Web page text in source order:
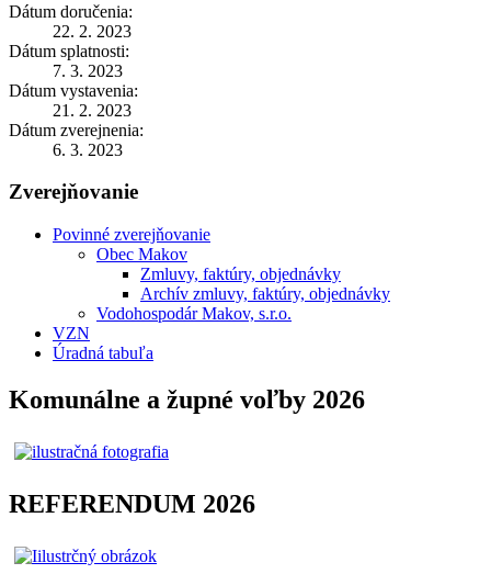
Dátum doručenia:
22. 2. 2023
Dátum splatnosti:
7. 3. 2023
Dátum vystavenia:
21. 2. 2023
Dátum zverejnenia:
6. 3. 2023
Zverejňovanie
Povinné zverejňovanie
Obec Makov
Zmluvy, faktúry, objednávky
Archív zmluvy, faktúry, objednávky
Vodohospodár Makov, s.r.o.
VZN
Úradná tabuľa
Komunálne a župné voľby 2026
REFERENDUM 2026